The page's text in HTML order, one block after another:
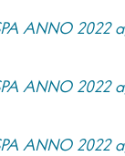
ANNO 2022
ANNO 2022
ANNO 2022